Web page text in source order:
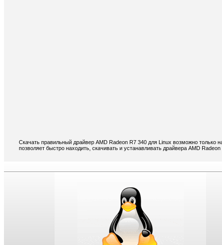
Скачать правильный драйвер AMD Radeon R7 340 для Linux возможно только
позволяет быстро находить, скачивать и устанавливать драйвера AMD